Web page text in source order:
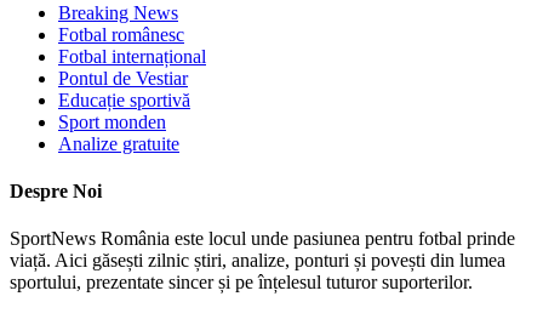
Breaking News
Fotbal românesc
Fotbal internațional
Pontul de Vestiar
Educație sportivă
Sport monden
Analize gratuite
Despre Noi
SportNews România este locul unde pasiunea pentru fotbal prinde
viață. Aici găsești zilnic știri, analize, ponturi și povești din lumea
sportului, prezentate sincer și pe înțelesul tuturor suporterilor.